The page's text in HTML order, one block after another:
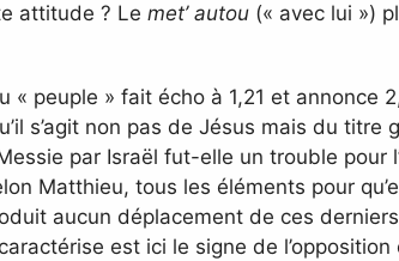
attitude ? Le met’ autou (« avec lui »)
peuple » fait écho à 1,21 et annonce
s’agit non pas de Jésus mais du titre
par Israël fut-elle un trouble pour
Matthieu, tous les éléments pour
aucun déplacement de ces
est ici le signe de